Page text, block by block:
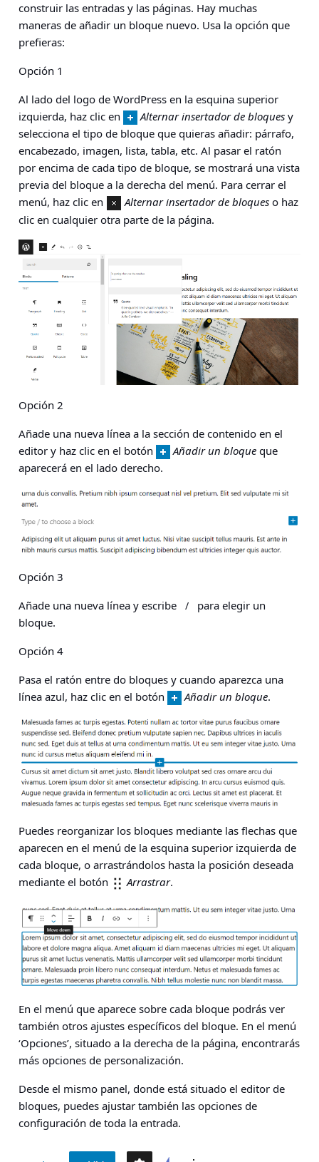
construir las entradas y las páginas. Hay muchas
maneras de añadir un bloque nuevo. Usa la opción que
prefieras:
Opción 1
Al lado del logo de WordPress en la esquina superior
izquierda, haz clic en
Alternar insertador de bloques y
selecciona el tipo de bloque que quieras añadir: párrafo,
encabezado, imagen, lista, tabla, etc. Al pasar el ratón
por encima de cada tipo de bloque, se mostrará una vista
previa del bloque a la derecha del menú. Para cerrar el
menú, haz clic en
Alternar insertador de bloques o haz
clic en cualquier otra parte de la página.
Opción 2
Añade una nueva línea a la sección de contenido en el
editor y haz clic en el botón
Añadir un bloque que
aparecerá en el lado derecho.
Opción 3
Añade una nueva línea y escribe
/
para elegir un
bloque.
Opción 4
Pasa el ratón entre do bloques y cuando aparezca una
línea azul, haz clic en el botón
Añadir un bloque.
Puedes reorganizar los bloques mediante las flechas que
aparecen en el menú de la esquina superior izquierda de
cada bloque, o arrastrándolos hasta la posición deseada
mediante el botón
Arrastrar.
En el menú que aparece sobre cada bloque podrás ver
también otros ajustes específicos del bloque. En el menú
‘Opciones’, situado a la derecha de la página, encontrarás
más opciones de personalización.
Desde el mismo panel, donde está situado el editor de
bloques, puedes ajustar también las opciones de
configuración de toda la entrada.